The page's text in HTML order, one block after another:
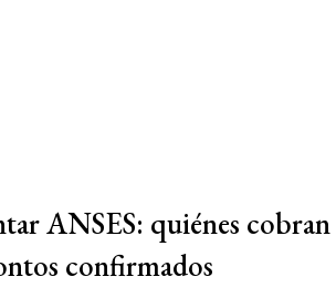
ANSES: quiénes cobran
confirmados